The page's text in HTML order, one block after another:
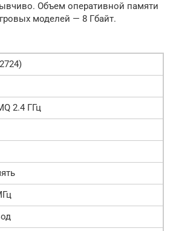
Объем оперативной памяти
моделей — 8 Гбайт.
2.4 ГГц